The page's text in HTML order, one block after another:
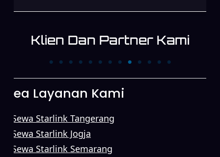
Klien Dan Partner Kami
PT. Trans News
Corpora
Area Layanan Kami
Sewa Starlink Tangerang
Sewa Starlink Jogja
Sewa Starlink Semarang